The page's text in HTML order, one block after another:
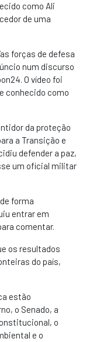
como Ali
de uma
forças de defesa
num discurso
O vídeo foi
conhecido como
da proteção
a Transição e
defender a paz,
um oficial militar
forma
entrar em
comentar.
os resultados
do país,
estão
o Senado, a
o
e o